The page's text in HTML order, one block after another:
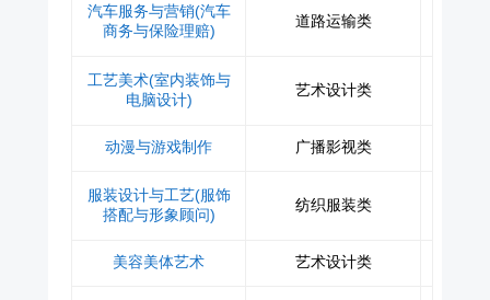
汽车服务与营销(汽车
商务与保险理赔)
道路运输类
工艺美术(室内装饰与
电脑设计)
艺术设计类
动漫与游戏制作 广播影视类
服装设计与工艺(服饰
搭配与形象顾问)
纺织服装类
美容美体艺术 艺术设计类